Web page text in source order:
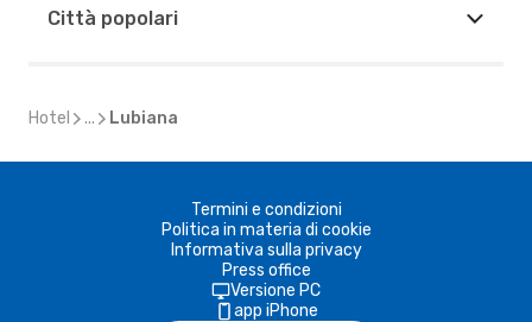
Città popolari
Hotel ... Lubiana
Termini e condizioni
Politica in materia di cookie
Informativa sulla privacy
Press office
Versione PC
app iPhone